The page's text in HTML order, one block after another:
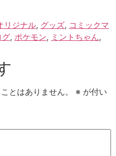
リジナル, グッズ, コミックマ
グ, ポケモン, ミントちゃん,
とはありません。 ※ が付い